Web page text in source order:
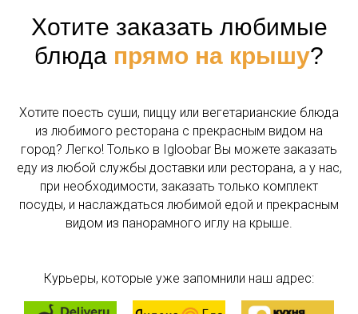
Хотите заказать любимые
блюда прямо на крышу?
Хотите поесть суши, пиццу или вегетарианские блюда
из любимого ресторана с прекрасным видом на
город? Легко! Только в Igloobar Вы можете заказать
еду из любой службы доставки или ресторана, а у нас,
при необходимости, заказать только комплект
посуды, и наслаждаться любимой едой и прекрасным
видом из панорамного иглу на крыше.
Курьеры, которые уже запомнили наш адрес:
Загрузка карты...
Бронирование - с 10:00 до 00:00